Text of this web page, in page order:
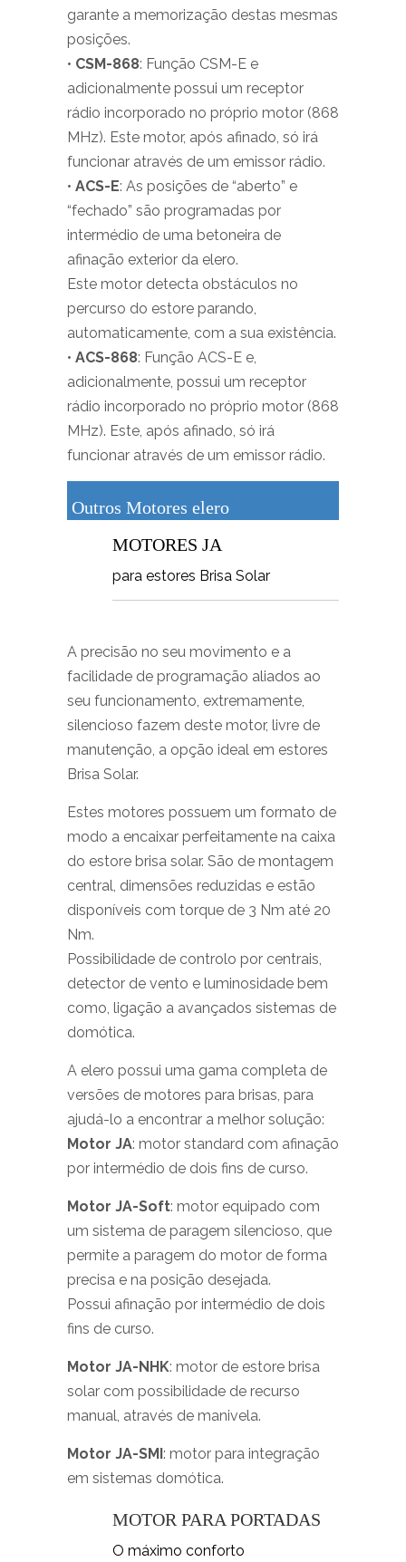
garante a memorização destas mesmas
posições.
• CSM-868: Função CSM-E e
adicionalmente possui um receptor
rádio incorporado no próprio motor (868
MHz). Este motor, após afinado, só irá
funcionar através de um emissor rádio.
• ACS-E: As posições de “aberto” e
“fechado” são programadas por
intermédio de uma betoneira de
afinação exterior da elero.
Este motor detecta obstáculos no
percurso do estore parando,
automaticamente, com a sua existência.
• ACS-868: Função ACS-E e,
adicionalmente, possui um receptor
rádio incorporado no próprio motor (868
MHz). Este, após afinado, só irá
funcionar através de um emissor rádio.
Outros Motores elero
MOTORES JA
para estores Brisa Solar
A precisão no seu movimento e a
facilidade de programação aliados ao
seu funcionamento, extremamente,
silencioso fazem deste motor, livre de
manutenção, a opção ideal em estores
Brisa Solar.
Estes motores possuem um formato de
modo a encaixar perfeitamente na caixa
do estore brisa solar. São de montagem
central, dimensões reduzidas e estão
disponíveis com torque de 3 Nm até 20
Nm.
Possibilidade de controlo por centrais,
detector de vento e luminosidade bem
como, ligação a avançados sistemas de
domótica.
A elero possui uma gama completa de
versões de motores para brisas, para
ajudá-lo a encontrar a melhor solução:
Motor JA: motor standard com afinação
por intermédio de dois fins de curso.
Motor JA-Soft: motor equipado com
um sistema de paragem silencioso, que
permite a paragem do motor de forma
precisa e na posição desejada.
Possui afinação por intermédio de dois
fins de curso.
Motor JA-NHK: motor de estore brisa
solar com possibilidade de recurso
manual, através de manivela.
Motor JA-SMI: motor para integração
em sistemas domótica.
MOTOR PARA PORTADAS
O máximo conforto